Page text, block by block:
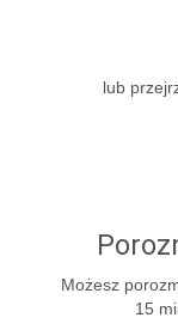
lub
Możesz
15